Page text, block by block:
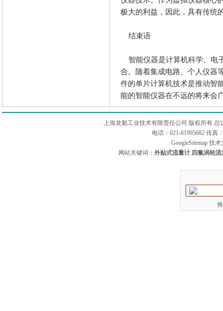
极大的利益，因此，具有传统
结束语
智能仪器是计算机科学、电
合。随着集成电路、个人仪器
件的单片计算机技术是推动智
能的智能仪器在不远的将来会
上海龙魁工业技术有限责任公司 版权所有 总
电话：021-61995682 传真
GoogleSitemap技术
网站关键词： 外贴式流量计, 四氟涡轮流